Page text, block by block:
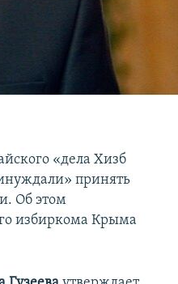
«дела Хизб
принять
Об этом
избиркома Крыма